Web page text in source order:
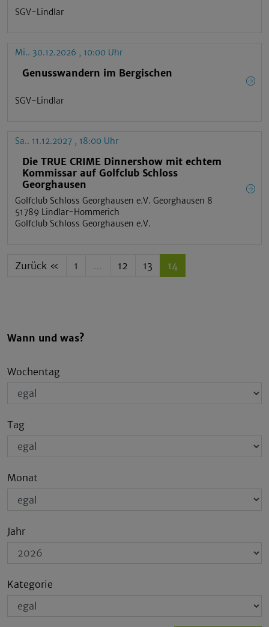
SGV-Lindlar
Mi.. 30.12.2026 , 10:00 Uhr
Genusswandern im Bergischen
SGV-Lindlar
Sa.. 11.12.2027 , 18:00 Uhr
Die TRUE CRIME Dinnershow mit echtem
Kommissar auf Golfclub Schloss
Georghausen
Golfclub Schloss Georghausen e.V. Georghausen 8
51789 Lindlar-Hommerich
Golfclub Schloss Georghausen e.V.
Zurück « 1 … 12 13 14
Wann und was?
Wochentag
Tag
Monat
Jahr
Kategorie